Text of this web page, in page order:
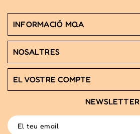
INFORMACIÓ MQA
NOSALTRES
EL VOSTRE COMPTE
NEWSLETTER